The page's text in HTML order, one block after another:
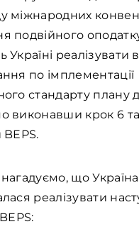
міжнародних
подвійного
Україні реалізувати
по імплементації
стандарту плану
виконавши крок 6
BEPS.
що Україна
реалізувати